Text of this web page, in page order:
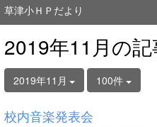
草津小ＨＰだより
2019年11月の
2019年11月 100件
校内音楽発表会